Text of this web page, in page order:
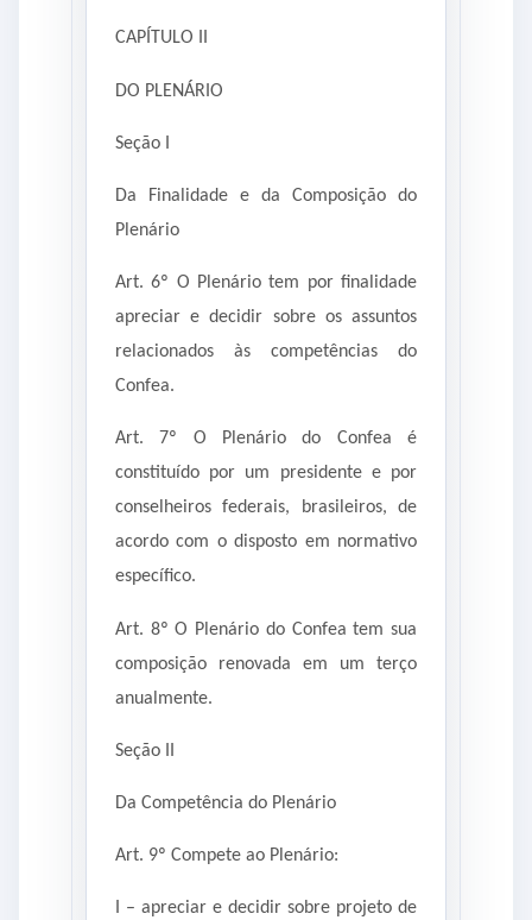
CAPÍTULO II
DO PLENÁRIO
Seção I
Da Finalidade e da Composição do
Plenário
Art. 6º O Plenário tem por finalidade
apreciar e decidir sobre os assuntos
relacionados às competências do
Confea.
Art. 7º O Plenário do Confea é
constituído por um presidente e por
conselheiros federais, brasileiros, de
acordo com o disposto em normativo
específico.
Art. 8º O Plenário do Confea tem sua
composição renovada em um terço
anualmente.
Seção II
Da Competência do Plenário
Art. 9º Compete ao Plenário:
I – apreciar e decidir sobre projeto de